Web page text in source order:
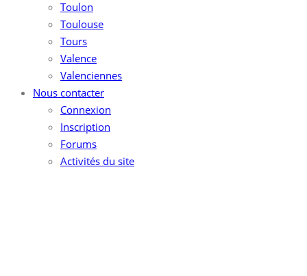
Toulon
Toulouse
Tours
Valence
Valenciennes
Nous contacter
Connexion
Inscription
Forums
Activités du site